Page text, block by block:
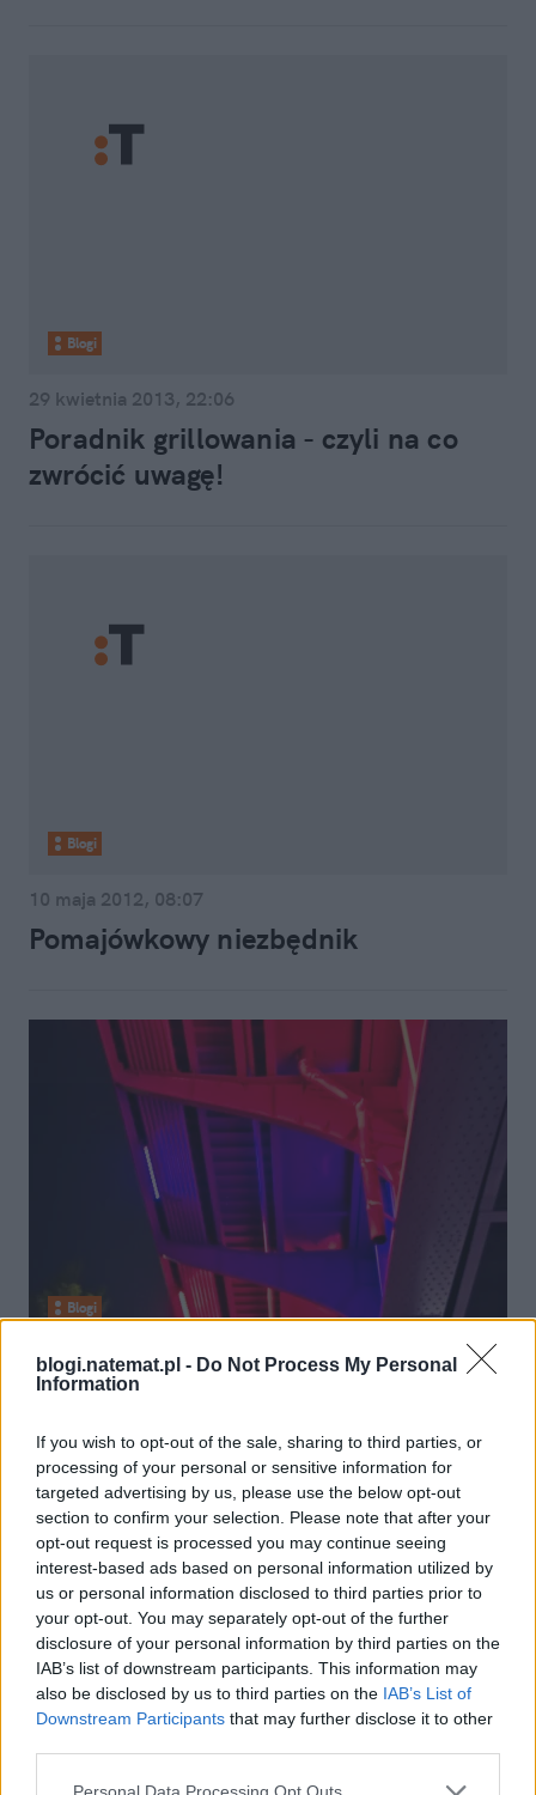
blogi.natemat.pl - Do Not Process My Personal
Information
If you wish to opt-out of the sale, sharing to third parties, or
processing of your personal or sensitive information for
targeted advertising by us, please use the below opt-out
section to confirm your selection. Please note that after your
opt-out request is processed you may continue seeing
interest-based ads based on personal information utilized by
us or personal information disclosed to third parties prior to
your opt-out. You may separately opt-out of the further
disclosure of your personal information by third parties on the
IAB’s list of downstream participants. This information may
also be disclosed by us to third parties on the IAB’s List of
Downstream Participants that may further disclose it to other
Personal Data Processing Opt Outs
Blogi
29 kwietnia 2013, 22:06
Poradnik grillowania - czyli na co
zwrócić uwagę!
Blogi
10 maja 2012, 08:07
Pomajówkowy niezbędnik
Blogi
05 maja 2012, 18:15
Dwie majówki warszawskie...